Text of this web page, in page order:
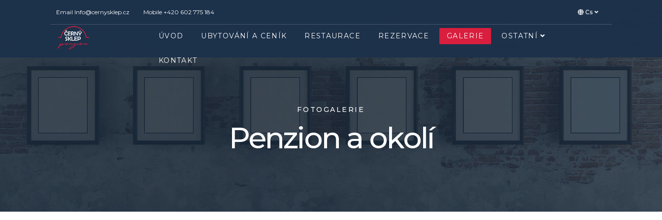
Email Info@cernysklep.cz Mobile +420 602 775 184 Cs
ÚVOD UBYTOVÁNÍ A CENÍK RESTAURACE REZERVACE GALERIE OSTATNÍ
KONTAKT
FOTOGALERIE
Penzion a okolí